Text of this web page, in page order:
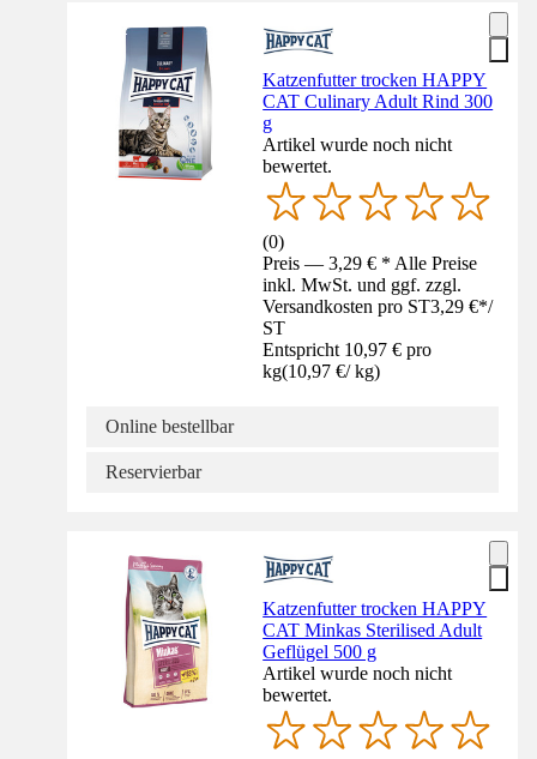
Katzenfutter trocken HAPPY
CAT Culinary Adult Rind 300
g
Artikel wurde noch nicht
bewertet.
(0)
Preis — 3,29 € * Alle Preise
inkl. MwSt. und ggf. zzgl.
Versandkosten pro ST3,29 €*/
ST
Entspricht 10,97 € pro
kg(10,97 €/ kg)
Online bestellbar
Reservierbar
Katzenfutter trocken HAPPY
CAT Minkas Sterilised Adult
Geflügel 500 g
Artikel wurde noch nicht
bewertet.